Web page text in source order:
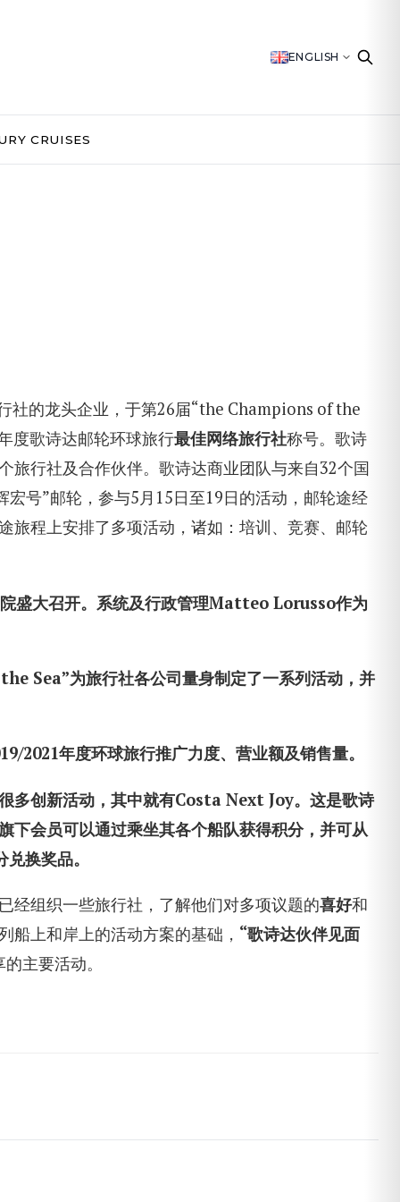
ENGLISH
CRUISES
社的龙头企业，于第26届“the Champions of the
度歌诗达邮轮环球旅行最佳网络旅行社称号。歌诗
旅行社及合作伙伴。歌诗达商业团队与来自32个国
宏号”邮轮，参与5月15日至19日的活动，邮轮途经
旅程上安排了多项活动，诸如：培训、竞赛、邮轮
盛大召开。系统及行政管理Matteo Lorusso作为
Sea”为旅行社各公司量身制定了一系列活动，并
2021年度环球旅行推广力度、营业额及销售量。
多创新活动，其中就有Costa Next Joy。这是歌诗
下会员可以通过乘坐其各个船队获得积分，并可从
换奖品。
经组织一些旅行社，了解他们对多项议题的喜好和
船上和岸上的活动方案的基础， “歌诗达伙伴见面
主要活动。